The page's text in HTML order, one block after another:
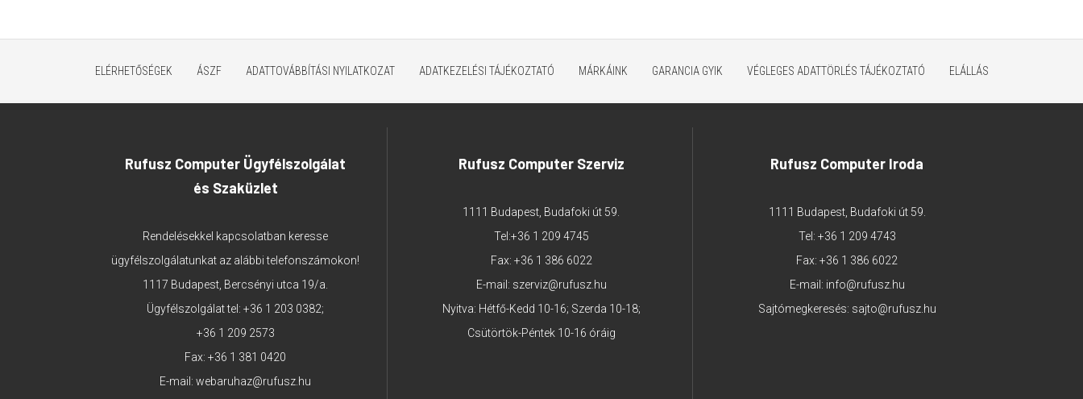
ELÉRHETŐSÉGEK ÁSZF ADATTOVÁBBÍTÁSI NYILATKOZAT ADATKEZELÉSI TÁJÉKOZTATÓ MÁRKÁINK GARANCIA GYIK VÉGLEGES ADATTÖRLÉS TÁJÉKOZTATÓ ELÁLLÁS
Rufusz Computer Ügyfélszolgálat
és Szaküzlet
Rendelésekkel kapcsolatban keresse
ügyfélszolgálatunkat az alábbi telefonszámokon!
1117 Budapest, Bercsényi utca 19/a.
Ügyfélszolgálat tel:+36 1 203 0382;
+36 1 209 2573
Fax: +36 1 381 0420
E-mail:webaruhaz@rufusz.hu
Rufusz Computer Szerviz
1111 Budapest, Budafoki út 59.
Tel:+36 1 209 4745
Fax: +36 1 386 6022
E-mail: szerviz@rufusz.hu
Nyitva: Hétfő-Kedd 10-16; Szerda 10-18;
Csütörtök-Péntek 10-16 óráig
Rufusz Computer Iroda
1111 Budapest, Budafoki út 59.
Tel: +36 1 209 4743
Fax: +36 1 386 6022
E-mail: info@rufusz.hu
Sajtómegkeresés: sajto@rufusz.hu